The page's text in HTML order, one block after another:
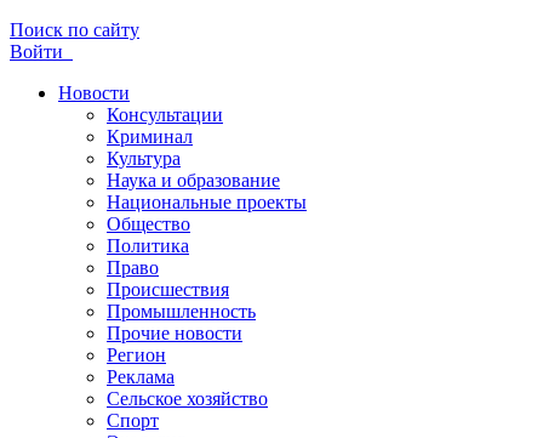
Поиск по сайту
Войти
Новости
Консультации
Криминал
Культура
Наука и образование
Национальные проекты
Общество
Политика
Право
Происшествия
Промышленность
Прочие новости
Регион
Реклама
Сельское хозяйство
Спорт